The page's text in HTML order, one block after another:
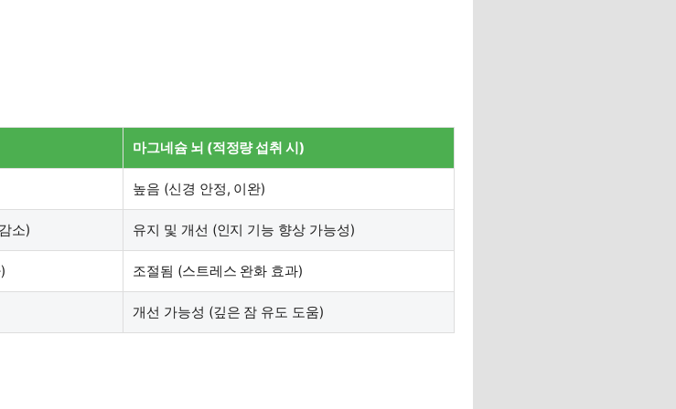
마그네슘 뇌 (적정량 섭취 시)
높음 (신경 안정, 이완)
소) 유지 및 개선 (인지 기능 향상 가능성)
조절됨 (스트레스 완화 효과)
개선 가능성 (깊은 잠 유도 도움)